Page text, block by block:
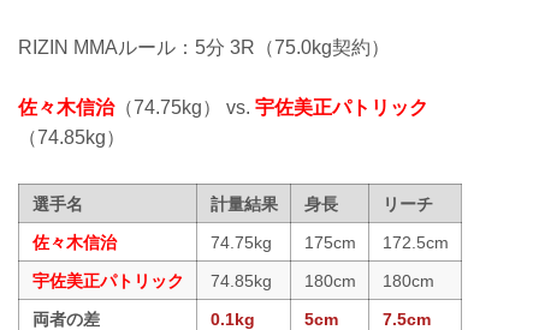
RIZIN MMAルール：5分 3R（75.0kg契約）
佐々木信治（74.75kg） vs. 宇佐美正パトリック
（74.85kg）
選手名 計量結果 身長
リーチ
佐々木信治
74.75kg 175cm
172.5cm
宇佐美正パトリック
74.85kg 180cm
180cm
両者の差
0.1kg 5cm 7.5cm